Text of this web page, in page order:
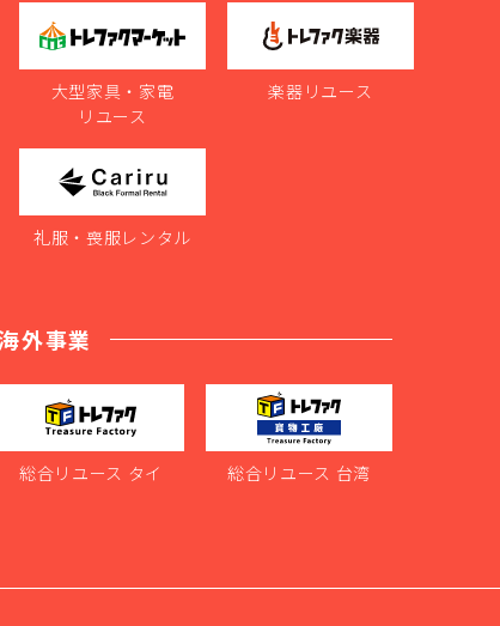
大型家具・家電
リユース
楽器リユース
礼服・喪服レンタル
外事業
総合リユース タイ 総合リユース 台湾